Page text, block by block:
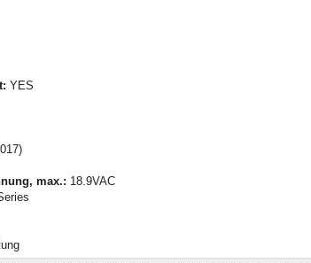
YES
max.: 18.9VAC